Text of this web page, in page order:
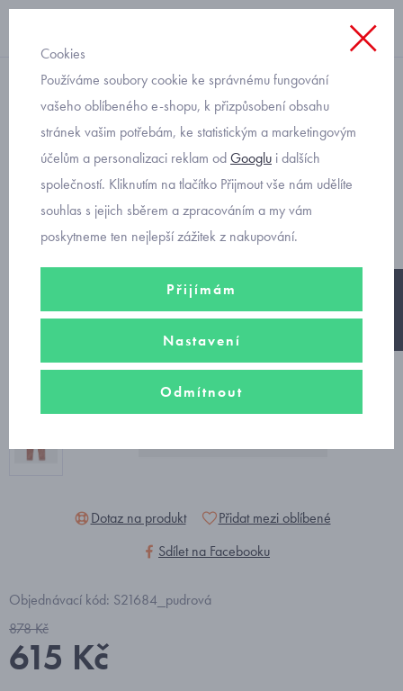
teplé
dětské teplé kalhoty s
vyšším pasem Mayoral
4504-47
-30%
Dotaz na produkt
Přidat mezi oblíbené
Sdílet na Facebooku
Objednávací kód: S21684_pudrová
878 Kč
615 Kč
Cookies
Používáme soubory cookie ke správnému fungování
vašeho oblíbeného e-shopu, k přizpůsobení obsahu
stránek vašim potřebám, ke statistickým a marketingovým
účelům a personalizaci reklam odGooglu i dalších
společností. Kliknutím na tlačítko Přijmout vše nám udělíte
souhlas s jejich sběrem a zpracováním a my vám
poskytneme ten nejlepší zážitek z nakupování.
Přijímám
Nastavení
Odmítnout